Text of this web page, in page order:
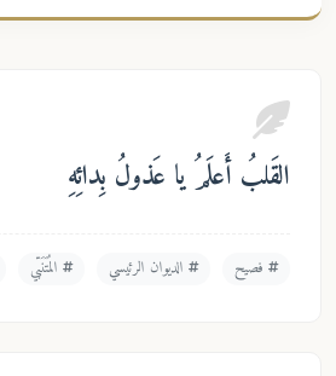
أَعلَمُ يا عَذولُ بِدائِهِ
الديوان الرئيسي المُتَنَبّي +2